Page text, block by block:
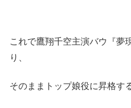
これで鷹翔千空主演バウ『夢
り、
そのままトップ娘役に昇格す